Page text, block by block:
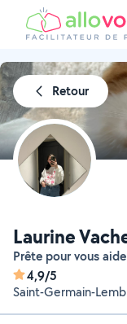
Retour
Laurine
Prête pour vous
4,9/5
Saint-Germain-